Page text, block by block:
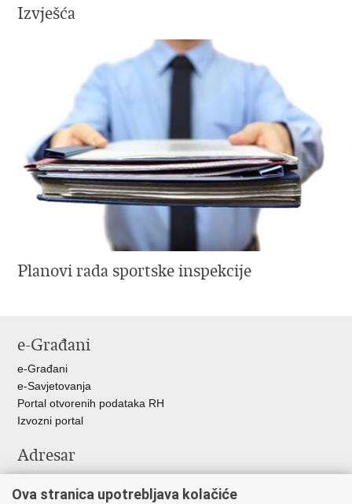
Izvješća
Planovi rada sportske inspekcije
e-Građani
e-Građani
e-Savjetovanja
Portal otvorenih podataka RH
Izvozni portal
Adresar
Adresar tijela javne vlasti
Ova stranica upotrebljava kolačiće